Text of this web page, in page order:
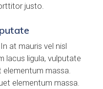
justo.
at mauris vel nisl
lacus ligula, vulputate
massa.
elementum massa.